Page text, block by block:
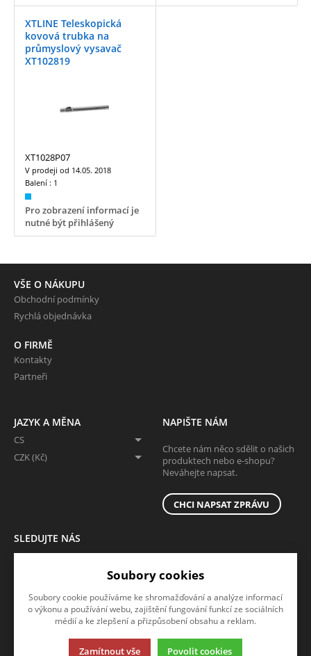
XTLINE Teleskopická
kovová trubka na
průmyslový vysavač
XT102819
XT1028P07
V prodeji od 14.05. 2018
Balení : 1
Pro zobrazení informací je
nutné být přihlášený
VŠE O NÁKUPU
Obchodní podmínky
Rychlá objednávka
O FIRMĚ
Kontakty
Partneři
JAZYK A MĚNA
CS
CZK (Kč)
NAPIŠTE NÁM
Chcete nám něco sdělit o našich
produktech nebo e-shopu?
Neváhejte napsat.
CHCI NAPSAT ZPRÁVU
SLEDUJTE NÁS
Soubory cookies
Soubory cookie používáme ke shromažďování a analýze informací
o výkonu a používání webu, zajištění fungování funkcí ze sociálních
médií a ke zlepšení a přizpůsobení obsahu a reklam.
Zamítnout vše Povolit cookies